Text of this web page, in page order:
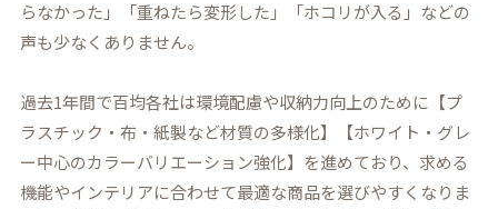
らなかった」「重ねたら変形した」「ホコリが入る」などの
声も少なくありません。
過去1年間で百均各社は環境配慮や収納力向上のために【プ
ラスチック・布・紙製など材質の多様化】【ホワイト・グレ
ー中心のカラーバリエーション強化】を進めており、求める
機能やインテリアに合わせて最適な商品を選びやすくなりま